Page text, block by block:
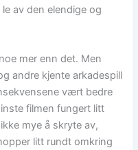
av den elendige og
mer enn det. Men
andre kjente arkadespill
vært bedre
filmen fungert litt
mye å skryte av,
litt rundt omkring